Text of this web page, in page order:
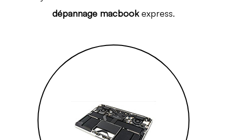
dépannage macbookexpress.